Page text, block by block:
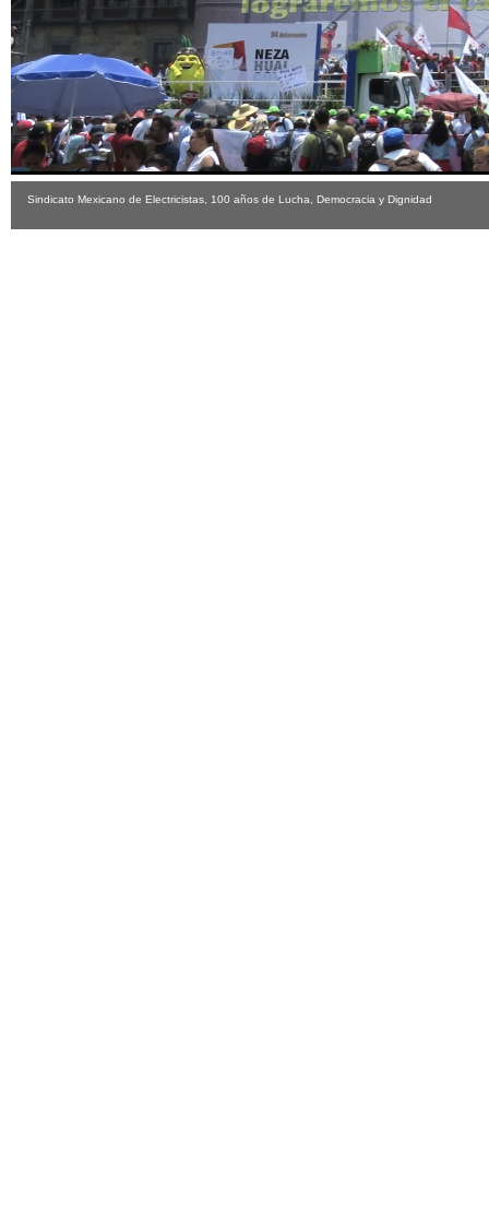
Sindicato Mexicano de Electricistas, 100 años de Lucha, Democracia y Dignidad